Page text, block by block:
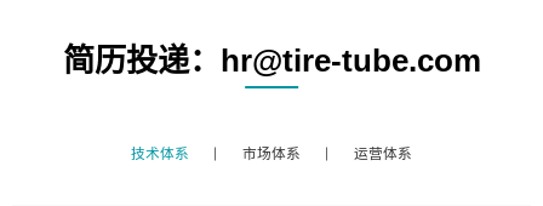
简历投递：hr@tire-tube.com
技术体系 市场体系 运营体系